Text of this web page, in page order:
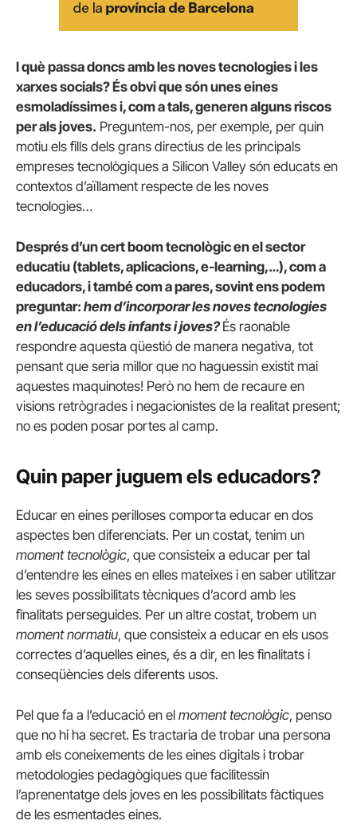
I què passa doncs amb les noves tecnologies i les
xarxes socials? És obvi que són unes eines
esmoladíssimes i, com a tals, generen alguns riscos
per als joves. Preguntem-nos, per exemple, per quin
motiu els fills dels grans directius de les principals
empreses tecnològiques a Silicon Valley són educats en
contextos d’aïllament respecte de les noves
tecnologies…
Després d’un cert boom tecnològic en el sector
educatiu (tablets, aplicacions, e-learning,…), com a
educadors, i també com a pares, sovint ens podem
preguntar: hem d’incorporar les noves tecnologies
en l’educació dels infants i joves? És raonable
respondre aquesta qüestió de manera negativa, tot
pensant que seria millor que no haguessin existit mai
aquestes maquinotes! Però no hem de recaure en
visions retrògrades i negacionistes de la realitat present;
no es poden posar portes al camp.
Quin paper juguem els educadors?
Educar en eines perilloses comporta educar en dos
aspectes ben diferenciats. Per un costat, tenim un
moment tecnològic, que consisteix a educar per tal
d’entendre les eines en elles mateixes i en saber utilitzar
les seves possibilitats tècniques d’acord amb les
finalitats perseguides. Per un altre costat, trobem un
moment normatiu, que consisteix a educar en els usos
correctes d’aquelles eines, és a dir, en les finalitats i
conseqüències dels diferents usos.
Pel que fa a l’educació en el moment tecnològic, penso
que no hi ha secret. Es tractaria de trobar una persona
amb els coneixements de les eines digitals i trobar
metodologies pedagògiques que facilitessin
l’aprenentatge dels joves en les possibilitats fàctiques
de les esmentades eines.